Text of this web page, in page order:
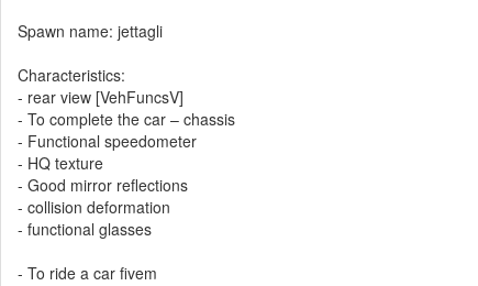
Spawn name: jettagli
Characteristics:
- rear view [VehFuncsV]
- To complete the car – chassis
- Functional speedometer
- HQ texture
- Good mirror reflections
- collision deformation
- functional glasses
- To ride a car fivem